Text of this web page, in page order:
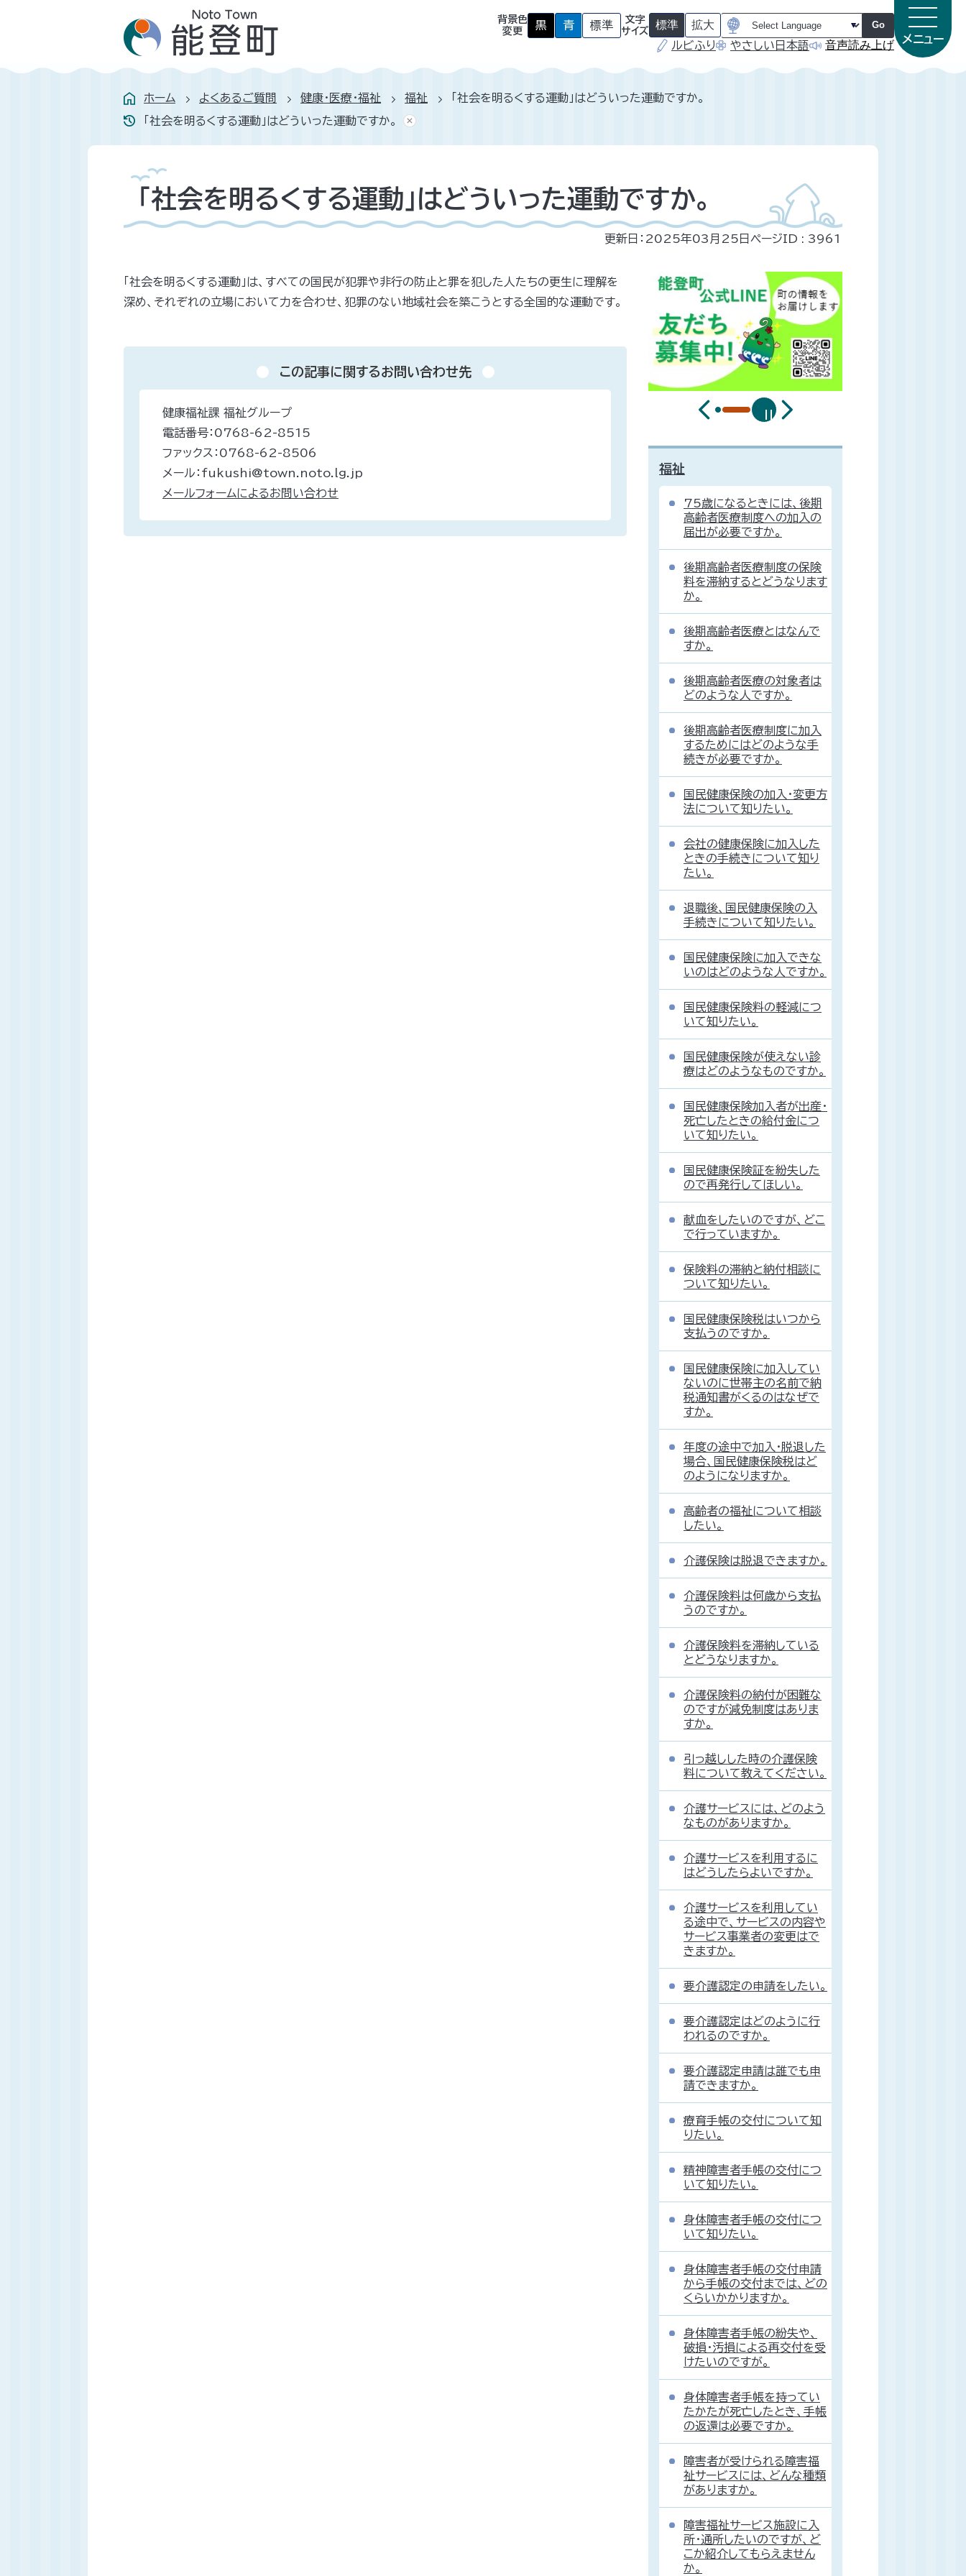
背景色
変更
黒
背
景
に
青
背
景
青
に
標準
背
景
戻
文字
サイズ
標準
（
期
態
）
拡大
（
期
態
）
Go
ルビふり やさしい日本語 音声読み上げ メニュー
ホーム よくあるご質問 健康・医療・福祉 福祉
「社会を明るくする運動」はどういった運動ですか。
「社会を明るくする運動」はどういった運動ですか。
「社会を明るくする運動」はどういった運動ですか。
更新日：2025年03月25日 ページID : 3961
「社会を明るくする運動」は、すべての国民が犯罪や非行の防止と罪を犯した人たちの更生に理解を
深め、それぞれの立場において力を合わせ、犯罪のない地域社会を築こうとする全国的な運動です。
この記事に関するお問い合わせ先
健康福祉課 福祉グループ
電話番号：0768-62-8515
ファックス：0768-62-8506
メール：fukushi@town.noto.lg.jp
メールフォームによるお問い合わせ
福祉
75歳になるときには、後期
高齢者医療制度への加入の
届出が必要ですか。
後期高齢者医療制度の保険
料を滞納するとどうなります
か。
後期高齢者医療とはなんで
すか。
後期高齢者医療の対象者は
どのような人ですか。
後期高齢者医療制度に加入
するためにはどのような手
続きが必要ですか。
国民健康保険の加入・変更方
法について知りたい。
会社の健康保険に加入した
ときの手続きについて知り
たい。
退職後、国民健康保険の入
手続きについて知りたい。
国民健康保険に加入できな
いのはどのような人ですか。
国民健康保険料の軽減につ
いて知りたい。
国民健康保険が使えない診
療はどのようなものですか。
国民健康保険加入者が出産・
死亡したときの給付金につ
いて知りたい。
国民健康保険証を紛失した
ので再発行してほしい。
献血をしたいのですが、どこ
で行っていますか。
保険料の滞納と納付相談に
ついて知りたい。
国民健康保険税はいつから
支払うのですか。
国民健康保険に加入してい
ないのに世帯主の名前で納
税通知書がくるのはなぜで
すか。
年度の途中で加入・脱退した
場合、国民健康保険税はど
のようになりますか。
高齢者の福祉について相談
したい。
介護保険は脱退できますか。
介護保険料は何歳から支払
うのですか。
介護保険料を滞納している
とどうなりますか。
介護保険料の納付が困難な
のですが減免制度はありま
すか。
引っ越しした時の介護保険
料について教えてください。
介護サービスには、どのよう
なものがありますか。
介護サービスを利用するに
はどうしたらよいですか。
介護サービスを利用してい
る途中で、サービスの内容や
サービス事業者の変更はで
きますか。
要介護認定の申請をしたい。
要介護認定はどのように行
われるのですか。
要介護認定申請は誰でも申
請できますか。
療育手帳の交付について知
りたい。
精神障害者手帳の交付につ
いて知りたい。
身体障害者手帳の交付につ
いて知りたい。
身体障害者手帳の交付申請
から手帳の交付までは、どの
くらいかかりますか。
身体障害者手帳の紛失や、
破損・汚損による再交付を受
けたいのですが。
身体障害者手帳を持ってい
たかたが死亡したとき、手帳
の返還は必要ですか。
障害者が受けられる障害福
祉サービスには、どんな種類
がありますか。
障害福祉サービス施設に入
所・通所したいのですが、ど
こか紹介してもらえません
か。